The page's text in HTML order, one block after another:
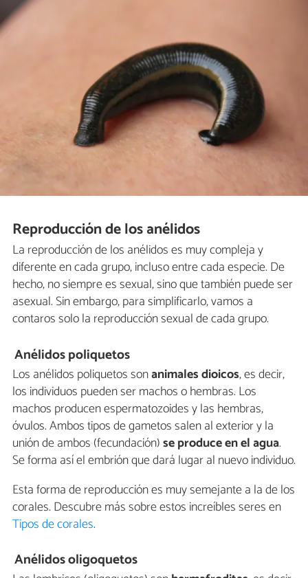
Reproducción de los anélidos
La reproducción de los anélidos es muy compleja y
diferente en cada grupo, incluso entre cada especie. De
hecho, no siempre es sexual, sino que también puede ser
asexual. Sin embargo, para simplificarlo, vamos a
contaros solo la reproducción sexual de cada grupo.
Anélidos poliquetos
Los anélidos poliquetos sonanimales dioicos, es decir,
los individuos pueden ser machos o hembras. Los
machos producen espermatozoides y las hembras,
óvulos. Ambos tipos de gametos salen al exterior y la
unión de ambos (fecundación)se produce en el agua.
Se forma así el embrión que dará lugar al nuevo individuo.
Esta forma de reproducción es muy semejante a la de los
corales. Descubre más sobre estos increíbles seres en
Tipos de corales.
Anélidos oligoquetos